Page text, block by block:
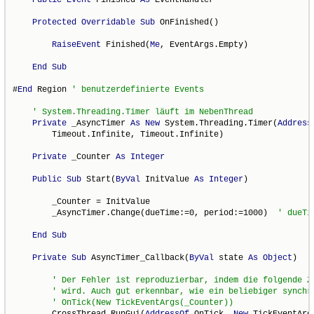
Protected Overridable Sub OnFinished()
RaiseEvent Finished(Me, EventArgs.Empty)
End Sub
#End Region ' benutzerdefinierte Events
' System.Threading.Timer läuft im NebenThread
Private _AsyncTimer As New System.Threading.Timer(
        Timeout.Infinite, Timeout.Infinite)
Private _Counter As Integer
Public Sub Start( ByVal InitValue As Integer )
        _Counter = InitValue
        _AsyncTimer.Change(dueTime:=0, period:=1000)
'
End Sub
Private Sub AsyncTimer_Callback( ByVal state As Object )
' Der Fehler ist reproduzierbar, indem die folgende
' wird. Auch gut erkennbar, wie ein beliebiger
' OnTick(New TickEventArgs(_Counter))